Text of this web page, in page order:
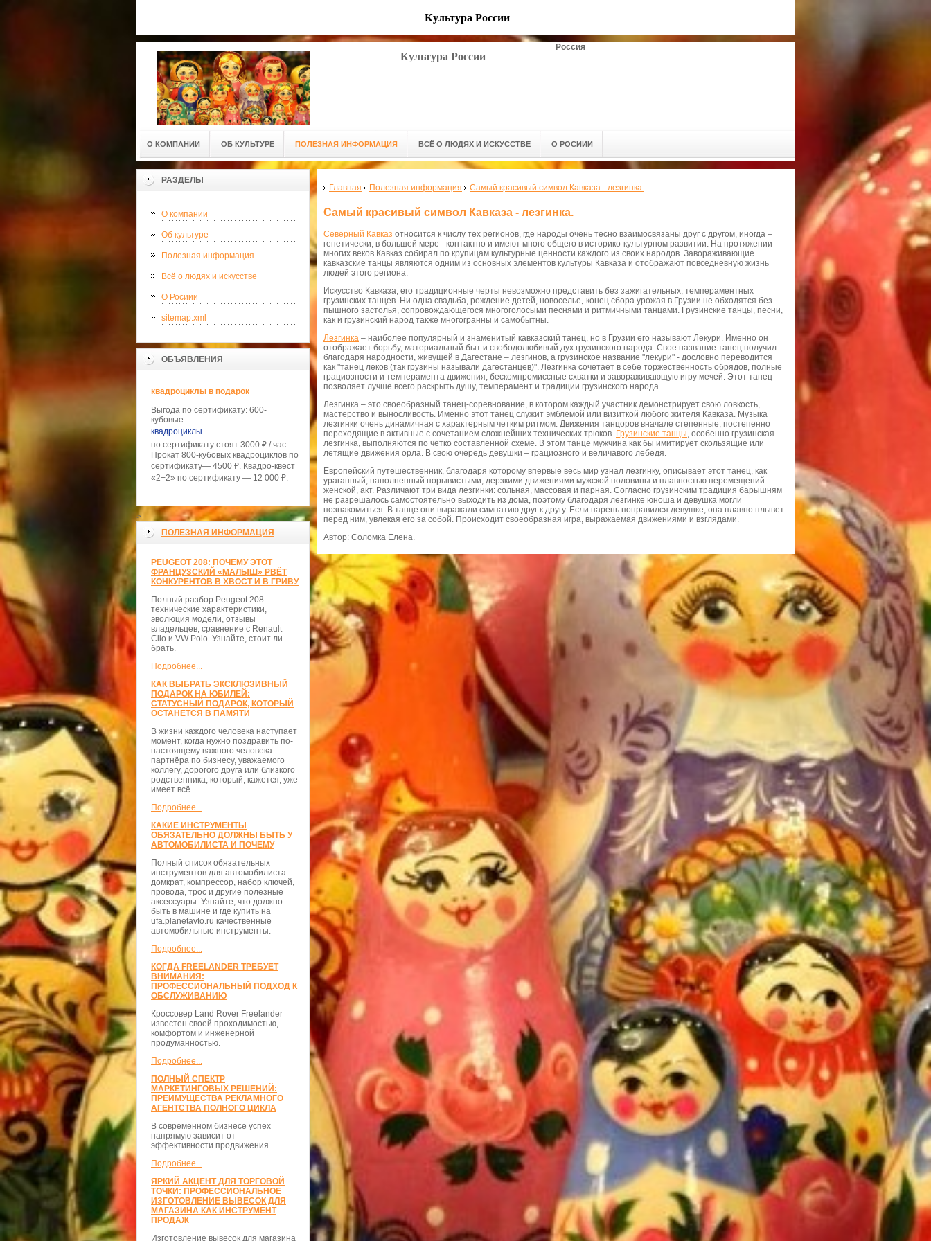
Культура России
Культура России
Россия
О КОМПАНИИ ОБ КУЛЬТУРЕ ПОЛЕЗНАЯ ИНФОРМАЦИЯ ВСЁ О ЛЮДЯХ И ИСКУССТВЕ О РОСИИИ
РАЗДЕЛЫ
О компании
Об культуре
Полезная информация
Всё о людях и искусстве
О Росиии
sitemap.xml
ОБЪЯВЛЕНИЯ
квадроциклы в подарок
Выгода по сертификату: 600-
кубовые
квадроциклы
по сертификату стоят 3000 ₽ / час.
Прокат 800-кубовых квадроциклов по
сертификату— 4500 ₽. Квадро-квест
«2+2» по сертификату — 12 000 ₽.
>
ПОЛЕЗНАЯ ИНФОРМАЦИЯ
PEUGEOT 208: ПОЧЕМУ ЭТОТ
ФРАНЦУЗСКИЙ «МАЛЫШ» РВЁТ
КОНКУРЕНТОВ В ХВОСТ И В ГРИВУ
Полный разбор Peugeot 208:
технические характеристики,
эволюция модели, отзывы
владельцев, сравнение с Renault
Clio и VW Polo. Узнайте, стоит ли
брать.
Подробнее...
КАК ВЫБРАТЬ ЭКСКЛЮЗИВНЫЙ
ПОДАРОК НА ЮБИЛЕЙ:
СТАТУСНЫЙ ПОДАРОК, КОТОРЫЙ
ОСТАНЕТСЯ В ПАМЯТИ
В жизни каждого человека наступает
момент, когда нужно поздравить по-
настоящему важного человека:
партнёра по бизнесу, уважаемого
коллегу, дорогого друга или близкого
родственника, который, кажется, уже
имеет всё.
Подробнее...
КАКИЕ ИНСТРУМЕНТЫ
ОБЯЗАТЕЛЬНО ДОЛЖНЫ БЫТЬ У
АВТОМОБИЛИСТА И ПОЧЕМУ
Полный список обязательных
инструментов для автомобилиста:
домкрат, компрессор, набор ключей,
провода, трос и другие полезные
аксессуары. Узнайте, что должно
быть в машине и где купить на
ufa.planetavto.ru качественные
автомобильные инструменты.
Подробнее...
КОГДА FREELANDER ТРЕБУЕТ
ВНИМАНИЯ:
ПРОФЕССИОНАЛЬНЫЙ ПОДХОД К
ОБСЛУЖИВАНИЮ
Кроссовер Land Rover Freelander
известен своей проходимостью,
комфортом и инженерной
продуманностью.
Подробнее...
ПОЛНЫЙ СПЕКТР
МАРКЕТИНГОВЫХ РЕШЕНИЙ:
ПРЕИМУЩЕСТВА РЕКЛАМНОГО
АГЕНТСТВА ПОЛНОГО ЦИКЛА
В современном бизнесе успех
напрямую зависит от
эффективности продвижения.
Подробнее...
ЯРКИЙ АКЦЕНТ ДЛЯ ТОРГОВОЙ
ТОЧКИ: ПРОФЕССИОНАЛЬНОЕ
ИЗГОТОВЛЕНИЕ ВЫВЕСОК ДЛЯ
МАГАЗИНА КАК ИНСТРУМЕНТ
ПРОДАЖ
Изготовление вывесок для магазина
Главная Полезная информация Самый красивый символ Кавказа - лезгинка.
Самый красивый символ Кавказа - лезгинка.
Северный Кавказ относится к числу тех регионов, где народы очень тесно взаимосвязаны друг с другом, иногда –
генетически, в большей мере - контактно и имеют много общего в историко-культурном развитии. На протяжении
многих веков Кавказ собирал по крупицам культурные ценности каждого из своих народов. Завораживающие
кавказские танцы являются одним из основных элементов культуры Кавказа и отображают повседневную жизнь
людей этого региона.
Искусство Кавказа, его традиционные черты невозможно представить без зажигательных, темпераментных
грузинских танцев. Ни одна свадьба, рождение детей, новоселье¸ конец сбора урожая в Грузии не обходятся без
пышного застолья, сопровождающегося многоголосыми песнями и ритмичными танцами. Грузинские танцы, песни,
как и грузинский народ также многогранны и самобытны.
Лезгинка – наиболее популярный и знаменитый кавказский танец, но в Грузии его называют Лекури. Именно он
отображает борьбу, материальный быт и свободолюбивый дух грузинского народа. Свое название танец получил
благодаря народности, живущей в Дагестане – лезгинов, а грузинское название "лекури" - дословно переводится
как "танец леков (так грузины называли дагестанцев)". Лезгинка сочетает в себе торжественность обрядов, полные
грациозности и темперамента движения, бескомпромиссные схватки и завораживающую игру мечей. Этот танец
позволяет лучше всего раскрыть душу, темперамент и традиции грузинского народа.
Лезгинка – это своеобразный танец-соревнование, в котором каждый участник демонстрирует свою ловкость,
мастерство и выносливость. Именно этот танец служит эмблемой или визиткой любого жителя Кавказа. Музыка
лезгинки очень динамичная с характерным четким ритмом. Движения танцоров вначале степенные, постепенно
переходящие в активные с сочетанием сложнейших технических трюков. Грузинские танцы, особенно грузинская
лезгинка, выполняются по четко составленной схеме. В этом танце мужчина как бы имитирует скользящие или
летящие движения орла. В свою очередь девушки – грациозного и величавого лебедя.
Европейский путешественник, благодаря которому впервые весь мир узнал лезгинку, описывает этот танец, как
ураганный, наполненный порывистыми, дерзкими движениями мужской половины и плавностью перемещений
женской, акт. Различают три вида лезгинки: сольная, массовая и парная. Согласно грузинским традиция барышням
не разрешалось самостоятельно выходить из дома, поэтому благодаря лезгинке юноша и девушка могли
познакомиться. В танце они выражали симпатию друг к другу. Если парень понравился девушке, она плавно плывет
перед ним, увлекая его за собой. Происходит своеобразная игра, выражаемая движениями и взглядами.
Автор: Соломка Елена.